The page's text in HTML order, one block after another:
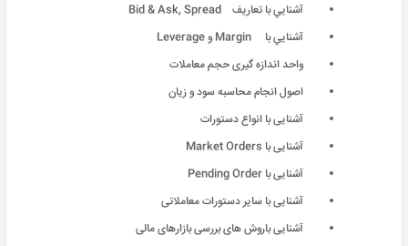
آشنايي با تعاريف Bid & Ask, Spread
آشنايي با Margin و Leverage
واحد اندازه گیری حجم معاملات
اصول انجام محاسبه سود و زیان
آشنایی با انواع دستورات
آشنایی با Market Orders
آشنایی با Pending Order
آشنایی با سایر دستورات معاملاتی
آشنایی باروش های بررسی بازارهای مالی